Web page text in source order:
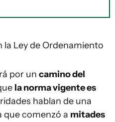
la Ley de Ordenamiento
por un camino del
la norma vigente es
hablan de una
que comenzó a mitades